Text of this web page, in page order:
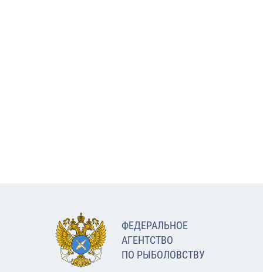
ФЕДЕРАЛЬНОЕ
АГЕНТСТВО
ПО РЫБОЛОВСТВУ